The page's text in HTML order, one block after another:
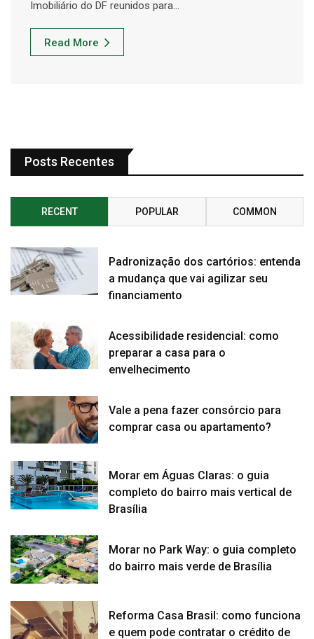
Imobiliário do DF reunidos para…
Read More
Posts Recentes
RECENT POPULAR COMMON
Padronização dos cartórios: entenda
a mudança que vai agilizar seu
financiamento
Acessibilidade residencial: como
preparar a casa para o
envelhecimento
Vale a pena fazer consórcio para
comprar casa ou apartamento?
Morar em Águas Claras: o guia
completo do bairro mais vertical de
Brasília
Morar no Park Way: o guia completo
do bairro mais verde de Brasília
Reforma Casa Brasil: como funciona
e quem pode contratar o crédito de